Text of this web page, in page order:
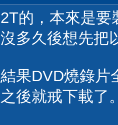
2T的，本來是要
沒多久後想先把
結果DVD燒錄片
之後就戒下載了